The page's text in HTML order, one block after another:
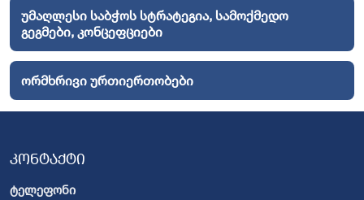
უმაღლესი საბჭოს სტრატეგია, სამოქმედო
გეგმები, კონცეფციები
ორმხრივი ურთიერთობები
კონტაქტი
ტელეფონი